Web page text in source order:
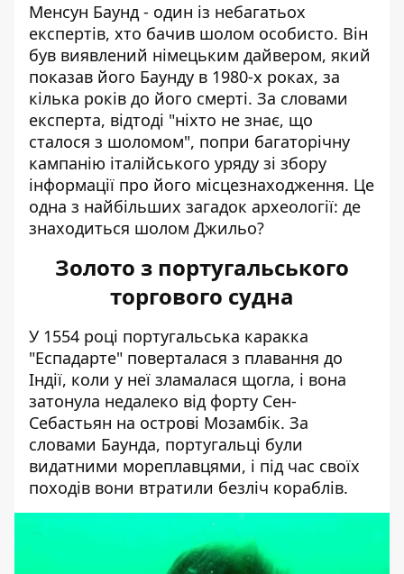
Менсун Баунд - один із небагатьох
експертів, хто бачив шолом особисто. Він
був виявлений німецьким дайвером, який
показав його Баунду в 1980-х роках, за
кілька років до його смерті. За словами
експерта, відтоді "ніхто не знає, що
сталося з шоломом", попри багаторічну
кампанію італійського уряду зі збору
інформації про його місцезнаходження. Це
одна з найбільших загадок археології: де
знаходиться шолом Джильо?
Золото з португальського
торгового судна
У 1554 році португальська каракка
"Еспадарте" поверталася з плавання до
Індії, коли у неї зламалася щогла, і вона
затонула недалеко від форту Сен-
Себастьян на острові Мозамбік. За
словами Баунда, португальці були
видатними мореплавцями, і під час своїх
походів вони втратили безліч кораблів.